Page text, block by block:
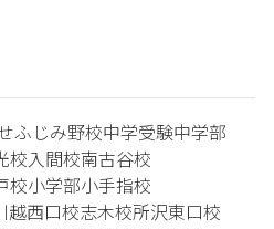
ふじみ野校中学受験中学部
校入間校南古谷校
校小学部小手指校
越西口校志木校所沢東口校